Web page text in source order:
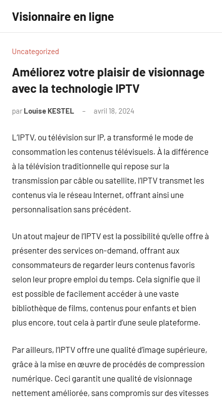
contenu
Visionnaire en ligne
Uncategorized
Améliorez votre plaisir de visionnage
avec la technologie IPTV
par Louise KESTEL avril 18, 2024
L’IPTV, ou télévision sur IP, a transformé le mode de
consommation les contenus télévisuels. À la différence
à la télévision traditionnelle qui repose sur la
transmission par câble ou satellite, l’IPTV transmet les
contenus via le réseau Internet, offrant ainsi une
personnalisation sans précédent.
Un atout majeur de l’IPTV est la possibilité qu’elle offre à
présenter des services on-demand, offrant aux
consommateurs de regarder leurs contenus favoris
selon leur propre emploi du temps. Cela signifie que il
est possible de facilement accéder à une vaste
bibliothèque de films, contenus pour enfants et bien
plus encore, tout cela à partir d’une seule plateforme.
Par ailleurs, l’IPTV offre une qualité d’image supérieure,
grâce à la mise en œuvre de procédés de compression
numérique. Ceci garantit une qualité de visionnage
nettement améliorée, sans compromis sur des vitesses